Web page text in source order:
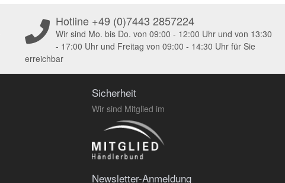
Hotline +49 (0)7443 2857224
Wir sind Mo. bis Do. von 09:00 - 12:00 Uhr und von 13:30
- 17:00 Uhr und Freitag von 09:00 - 14:30 Uhr für Sie
erreichbar
Sicherheit
Wir sind Mitglied im
Newsletter-Anmeldung